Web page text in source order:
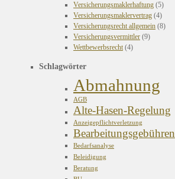
Versicherungsmaklerhaftung (5)
Versicherungsmaklervertrag (4)
Versicherungsrecht allgemein (8)
Versicherungsvermittler (9)
Wettbewerbsrecht(4)
Schlagwörter
Abmahnung
AGB
Alte-Hasen-Regelung
Anzeigepflichtverletzung
Bearbeitungsgebühren
Bedarfsanalyse
Beleidigung
Beratung